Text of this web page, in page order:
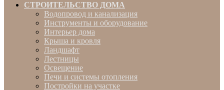
СТРОИТЕЛЬСТВО ДОМА
Водопровод и канализация
Инструменты и оборудование
Интерьер дома
Крыша и кровля
Ландшафт
Лестницы
Освещение
Печи и системы отопления
Постройки на участке